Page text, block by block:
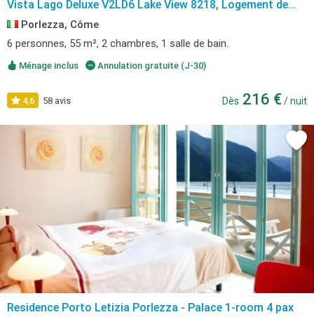
Vista Lago Deluxe V2LD6 Lake View 8218, Logement de
vacances avec vue sur le lac, Porlezza
Porlezza, Côme
6 personnes, 55 m², 2 chambres, 1 salle de bain.
Ménage inclus Annulation gratuite (J-30)
4,6 58 avis Dès 216 € / nuit
Residence Porto Letizia Porlezza - Palace 1-room 4 pax